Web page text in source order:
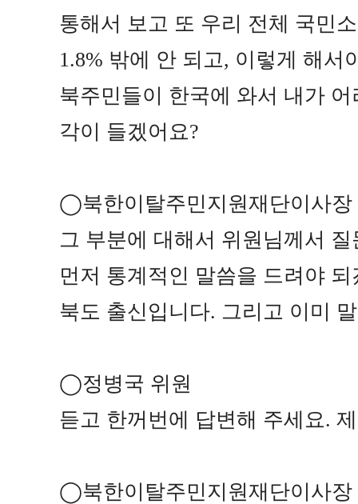
통해서 보고 또 우리 전체 국민
1.8% 밖에 안 되고, 이렇게 해서
북주민들이 한국에 와서 내가
각이 들겠어요?
◯북한이탈주민지원재단이사장
그 부분에 대해서 위원님께서
먼저 통계적인 말씀을 드려야 되
북도 출신입니다. 그리고 이미
◯정병국 위원
듣고 한꺼번에 답변해 주세요.
◯북한이탈주민지원재단이사장